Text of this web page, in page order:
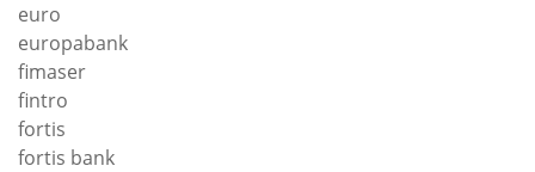
euro
europabank
fimaser
fintro
fortis
fortis bank